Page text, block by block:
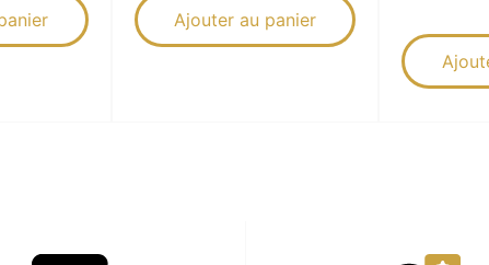
Ajouter au panier